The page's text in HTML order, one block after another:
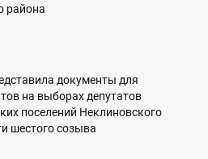
района
документы для
на выборах депутатов
поселений Неклиновского
шестого созыва